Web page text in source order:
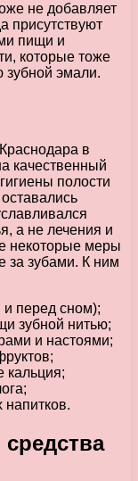
не добавляет
присутствуют
пищи и
которые тоже
зубной эмали.
в
качественный
полости
а не лечения и
некоторые меры
за зубами. К ним
и перед сном);
зубной нитью;
и настоями;
кальция;
напитков.